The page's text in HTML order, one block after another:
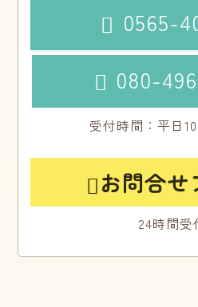
 0565-
 080-
受付時間：平日
 お問合せ
24時間受